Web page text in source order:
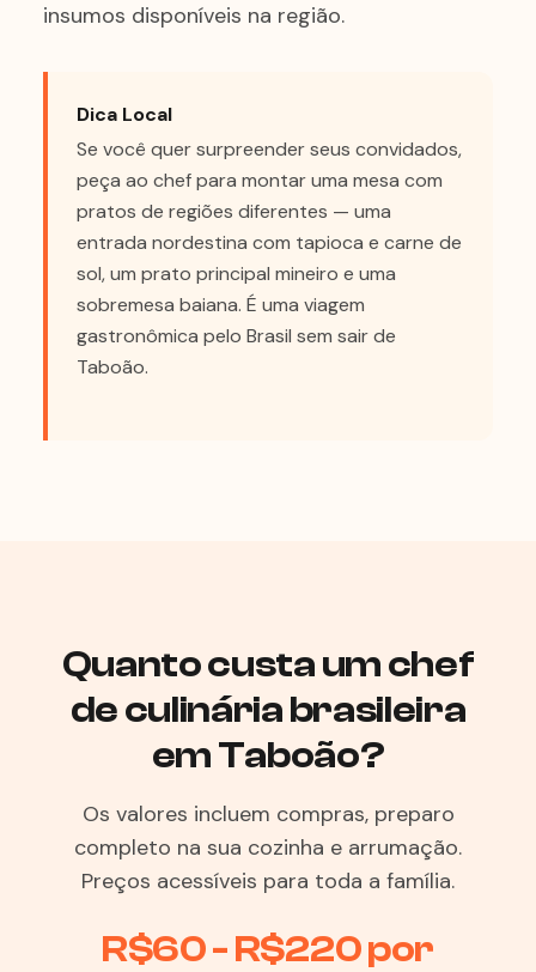
insumos disponíveis na região.
Dica Local
Se você quer surpreender seus convidados,
peça ao chef para montar uma mesa com
pratos de regiões diferentes — uma
entrada nordestina com tapioca e carne de
sol, um prato principal mineiro e uma
sobremesa baiana. É uma viagem
gastronômica pelo Brasil sem sair de
Taboão.
Quanto custa um chef
de culinária brasileira
em Taboão?
Os valores incluem compras, preparo
completo na sua cozinha e arrumação.
Preços acessíveis para toda a família.
R$60 - R$220 por